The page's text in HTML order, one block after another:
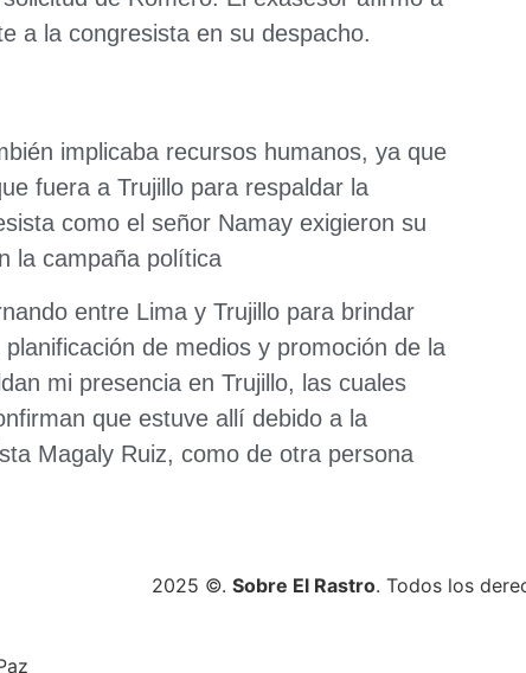
a la congresista en su despacho.
implicaba recursos humanos, ya que
fuera a Trujillo para respaldar la
como el señor Namay exigieron su
la campaña política
entre Lima y Trujillo para brindar
de medios y promoción de la
mi presencia en Trujillo, las cuales
que estuve allí debido a la
Magaly Ruiz, como de otra persona
2025 ©. Sobre El Rastro. Todos los